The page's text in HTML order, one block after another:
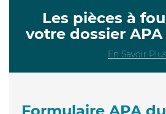
Les pièces à
votre dossier
En Savoir Plus